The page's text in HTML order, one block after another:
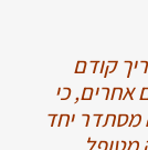
קודם
אחרים, כי
מסתדר יחד